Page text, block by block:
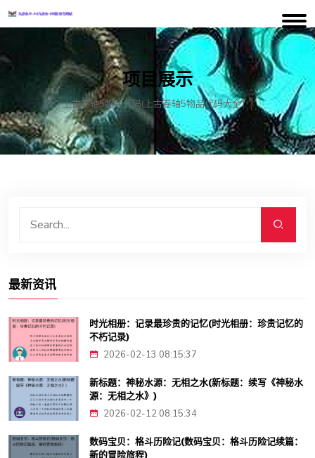
项目展示
上古卷轴5物品代码(上古卷轴5物品代码大全！)
最新资讯
时光相册：记录最珍贵的记忆(时光相册：珍贵记忆的
不朽记录)
2026-02-13 08:15:37
新标题：神秘水源：无相之水(新标题：续写《神秘水
源：无相之水》)
2026-02-12 08:15:34
数码宝贝：格斗历险记(数码宝贝：格斗历险记续篇：
新的冒险旅程)